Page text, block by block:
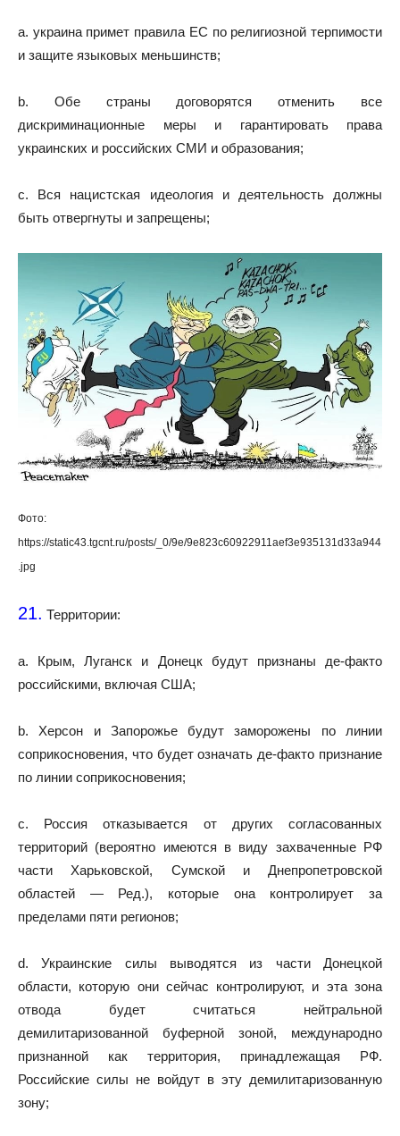
a. украина примет правила ЕС по религиозной терпимости
и защите языковых меньшинств;
b. Обе страны договорятся отменить все
дискриминационные меры и гарантировать права
украинских и российских СМИ и образования;
c. Вся нацистская идеология и деятельность должны
быть отвергнуты и запрещены;
Фото:
https://static43.tgcnt.ru/posts/_0/9e/9e823c60922911aef3e935131d33a944
.jpg
21. Территории:
a. Крым, Луганск и Донецк будут признаны де-факто
российскими, включая США;
b. Херсон и Запорожье будут заморожены по линии
соприкосновения, что будет означать де-факто признание
по линии соприкосновения;
c. Россия отказывается от других согласованных
территорий (вероятно имеются в виду захваченные РФ
части Харьковской, Сумской и Днепропетровской
областей — Ред.), которые она контролирует за
пределами пяти регионов;
d. Украинские силы выводятся из части Донецкой
области, которую они сейчас контролируют, и эта зона
отвода будет считаться нейтральной
демилитаризованной буферной зоной, международно
признанной как территория, принадлежащая РФ.
Российские силы не войдут в эту демилитаризованную
зону;